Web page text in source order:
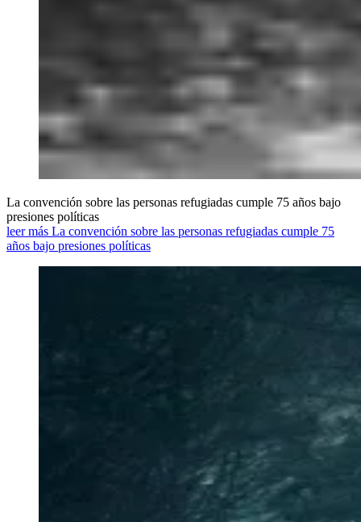
La convención sobre las personas refugiadas cumple 75 años bajo
presiones políticas
leer más La convención sobre las personas refugiadas cumple 75
años bajo presiones políticas